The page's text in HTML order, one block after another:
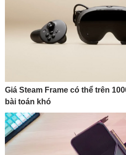
Giá Steam Frame có thể trên
bài toán khó